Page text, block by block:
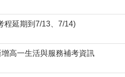
程延期到7/13、7/14)
高一生活與服務補考資訊